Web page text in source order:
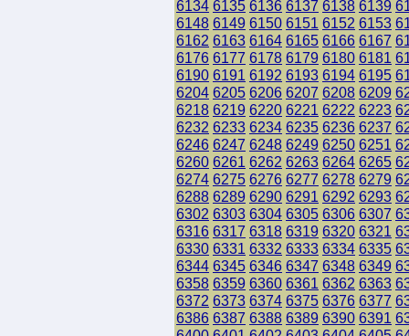
6134 6135 6136 6137 6138 6139
6148 6149 6150 6151 6152 6153
6162 6163 6164 6165 6166 6167
6176 6177 6178 6179 6180 6181
6190 6191 6192 6193 6194 6195
6204 6205 6206 6207 6208 6209
6218 6219 6220 6221 6222 6223
6232 6233 6234 6235 6236 6237
6246 6247 6248 6249 6250 6251
6260 6261 6262 6263 6264 6265
6274 6275 6276 6277 6278 6279
6288 6289 6290 6291 6292 6293
6302 6303 6304 6305 6306 6307
6316 6317 6318 6319 6320 6321
6330 6331 6332 6333 6334 6335
6344 6345 6346 6347 6348 6349
6358 6359 6360 6361 6362 6363
6372 6373 6374 6375 6376 6377
6386 6387 6388 6389 6390 6391